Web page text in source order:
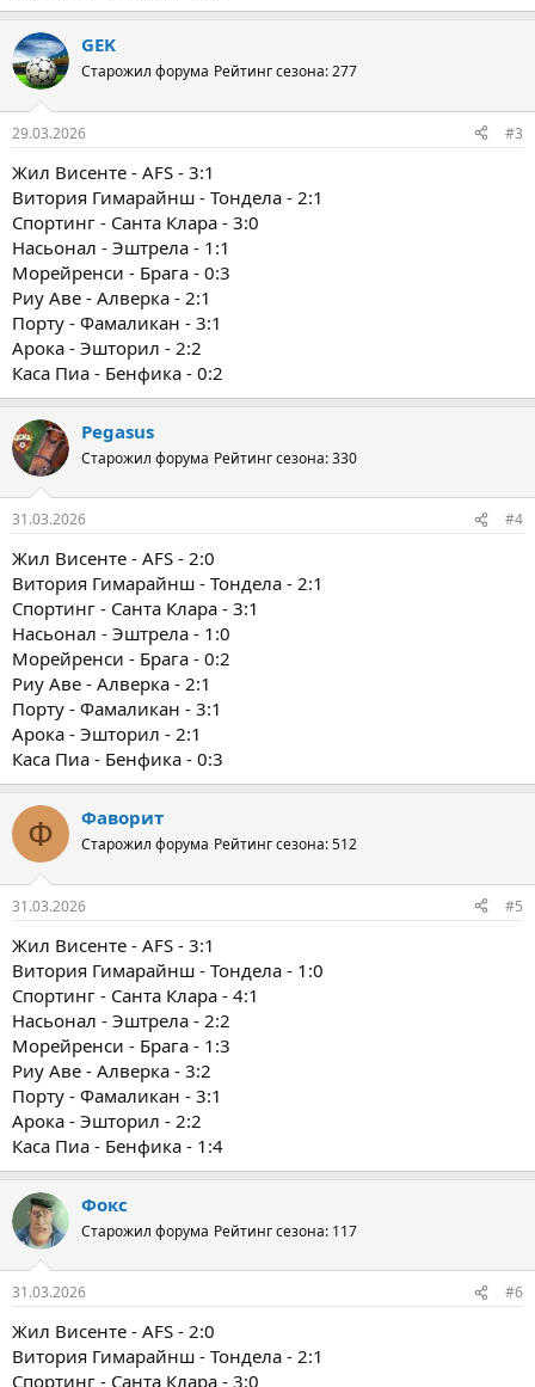
GEK
Старожил форума Рейтинг сезона: 277
29.03.2026 #3
Жил Висенте - AFS - 3:1
Витория Гимарайнш - Тондела - 2:1
Спортинг - Санта Клара - 3:0
Насьонал - Эштрела - 1:1
Морейренси - Брага - 0:3
Риу Аве - Алверка - 2:1
Порту - Фамаликан - 3:1
Арока - Эшторил - 2:2
Каса Пиа - Бенфика - 0:2
Pegasus
Старожил форума Рейтинг сезона: 330
31.03.2026 #4
Жил Висенте - AFS - 2:0
Витория Гимарайнш - Тондела - 2:1
Спортинг - Санта Клара - 3:1
Насьонал - Эштрела - 1:0
Морейренси - Брага - 0:2
Риу Аве - Алверка - 2:1
Порту - Фамаликан - 3:1
Арока - Эшторил - 2:1
Каса Пиа - Бенфика - 0:3
Ф Фаворит
Старожил форума Рейтинг сезона: 512
31.03.2026 #5
Жил Висенте - AFS - 3:1
Витория Гимарайнш - Тондела - 1:0
Спортинг - Санта Клара - 4:1
Насьонал - Эштрела - 2:2
Морейренси - Брага - 1:3
Риу Аве - Алверка - 3:2
Порту - Фамаликан - 3:1
Арока - Эшторил - 2:2
Каса Пиа - Бенфика - 1:4
Фокс
Старожил форума Рейтинг сезона: 117
31.03.2026 #6
Жил Висенте - AFS - 2:0
Витория Гимарайнш - Тондела - 2:1
Спортинг - Санта Клара - 3:0